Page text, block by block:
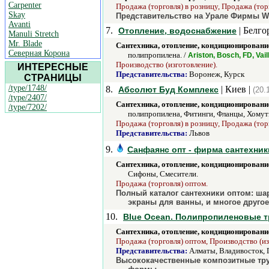
Carpenter
Skay
Avanti
Manuli Stretch
Mr. Blade
Северная Корона
ИНТЕРЕСНЫЕ
СТРАНИЦЫ
/type/1748/
/type/2407/
/type/7202/
Продажа (торговля) в розницу, Продажа
Представительство на Урале Фирмы
7. Отопление, водоснабжение |
Сантехника, отопление,
полипропилена. / Ariston, Bosch, FD,
Производство (изготовление).
Представительства: Воронеж, Курск
8. Абсолют Буд Комплекс | Киев |
Сантехника, отопление,
полипропилена, Фитинги, Фланцы,
Продажа (торговля) в розницу, Продажа
Представительства: Львов
9. Санфаянс опт - фирма
Сантехника, отопление,
Сифоны, Смесители.
Продажа (торговля) оптом.
Полный каталог сантехники оптом:
экраны для ванны, и многое
10. Blue Ocean. Полипропиленовые
Сантехника, отопление,
Продажа (торговля) оптом, Производство
Представительства: Алматы, Владивосток,
Высококачественные композитные